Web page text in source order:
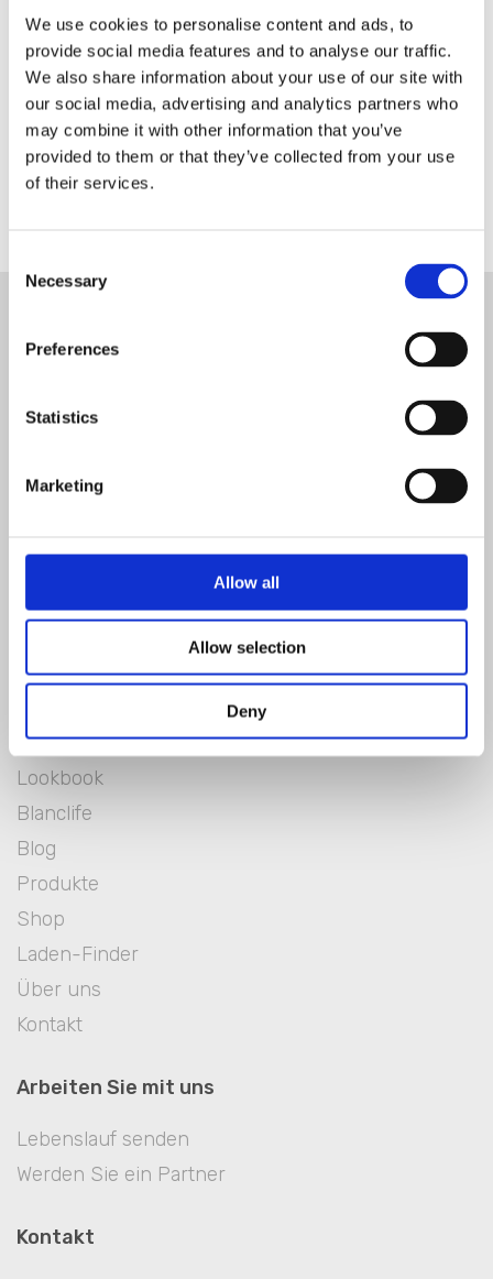
We use cookies to personalise content and ads, to
provide social media features and to analyse our traffic.
We also share information about your use of our site with
our social media, advertising and analytics partners who
may combine it with other information that you’ve
provided to them or that they’ve collected from your use
of their services.
Selection
Necessary
Preferences
Statistics
Marketing
Allow all
Allow selection
Deny
E-Mail
REGISTRIEREN
Lookbook
Blanclife
Blog
Produkte
Shop
Laden-Finder
Über uns
Kontakt
Arbeiten Sie mit uns
Lebenslauf senden
Werden Sie ein Partner
Kontakt